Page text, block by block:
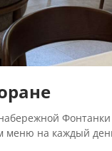
меню на каждый